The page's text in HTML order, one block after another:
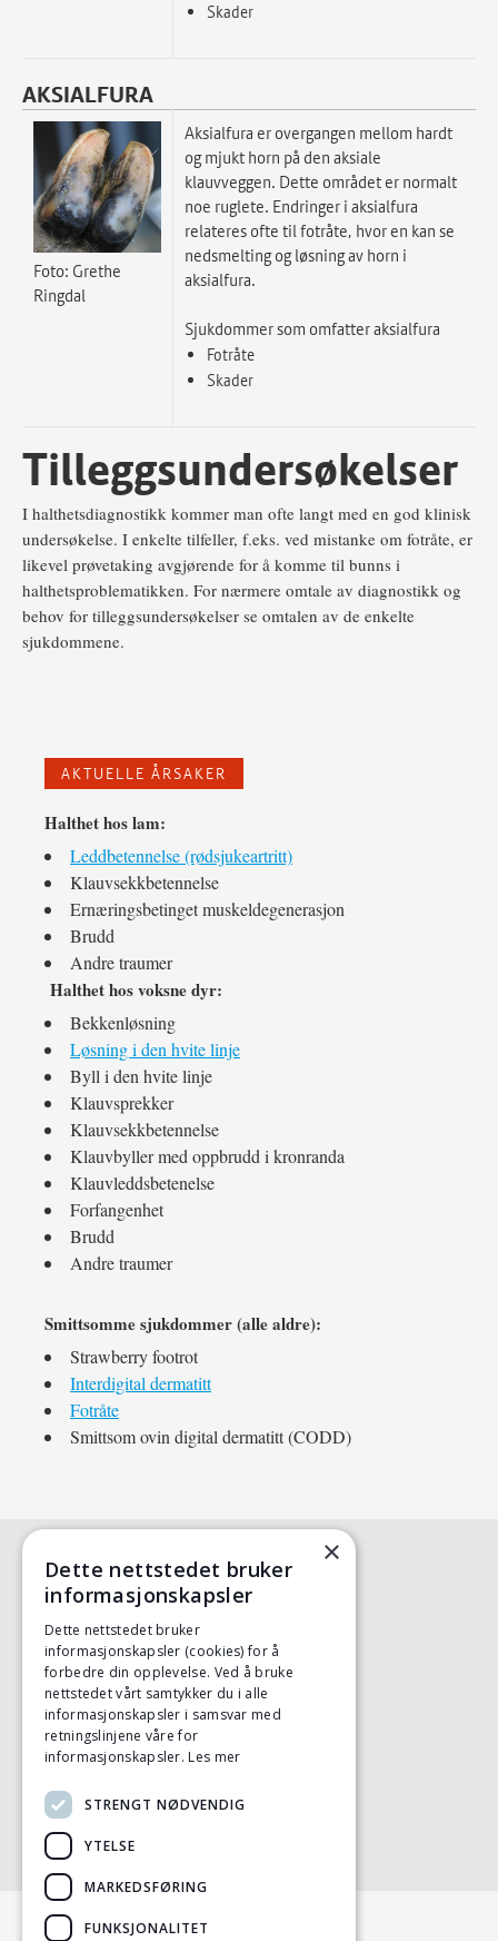
Skader
AKSIALFURA
Foto: Grethe
Ringdal
Aksialfura er overgangen mellom hardt
og mjukt horn på den aksiale
klauvveggen. Dette området er normalt
noe ruglete. Endringer i aksialfura
relateres ofte til fotråte, hvor en kan se
nedsmelting og løsning av horn i
aksialfura.
Sjukdommer som omfatter aksialfura
Fotråte
Skader
Tilleggsundersøkelser
I halthetsdiagnostikk kommer man ofte langt med en god klinisk
undersøkelse. I enkelte tilfeller, f.eks. ved mistanke om fotråte, er
likevel prøvetaking avgjørende for å komme til bunns i
halthetsproblematikken. For nærmere omtale av diagnostikk og
behov for tilleggsundersøkelser se omtalen av de enkelte
sjukdommene.
AKTUELLE ÅRSAKER
Halthet hos lam:
Leddbetennelse (rødsjukeartritt)
Klauvsekkbetennelse
Ernæringsbetinget muskeldegenerasjon
Brudd
Andre traumer
Halthet hos voksne dyr:
Bekkenløsning
Løsning i den hvite linje
Byll i den hvite linje
Klauvsprekker
Klauvsekkbetennelse
Klauvbyller med oppbrudd i kronranda
Klauvleddsbetenelse
Forfangenhet
Brudd
Andre traumer
Smittsomme sjukdommer (alle aldre):
Strawberry footrot
Interdigital dermatitt
Fotråte
Smittsom ovin digital dermatitt (CODD)
KONTAKT OSS
Animalia
Postboks 396 - Økern
0513 OSLO
Tlf: 23 05 98 00
ht.sau@animalia.no
LITTERATURLISTE
Litteratur og nettsider
×
Dette nettstedet bruker
informasjonskapsler
Dette nettstedet bruker
informasjonskapsler (cookies) for å
forbedre din opplevelse. Ved å bruke
nettstedet vårt samtykker du i alle
informasjonskapsler i samsvar med
retningslinjene våre for
informasjonskapsler. Les mer
STRENGT NØDVENDIG
YTELSE
MARKEDSFØRING
FUNKSJONALITET